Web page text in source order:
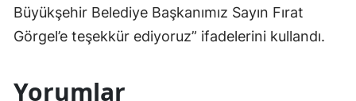
Büyükşehir Belediye Başkanımız Sayın Fırat
Görgel’e teşekkür ediyoruz” ifadelerini kullandı.
Yorumlar